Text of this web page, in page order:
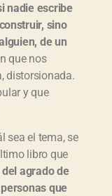
nadie escribe
sino
de un
que nos
distorsionada.
y que
sea el tema, se
libro que
agrado de
que